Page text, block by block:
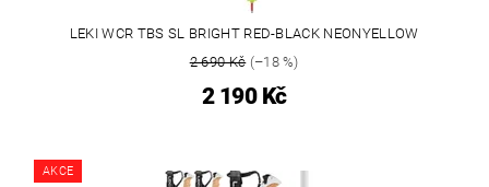
LEKI WCR TBS SL BRIGHT RED-BLACK NEONYELLOW
2 690 Kč(–18 %)
2 190 Kč
AKCE